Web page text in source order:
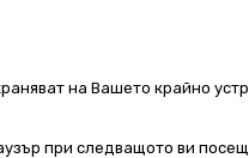
на Вашето крайно
при следващото ви